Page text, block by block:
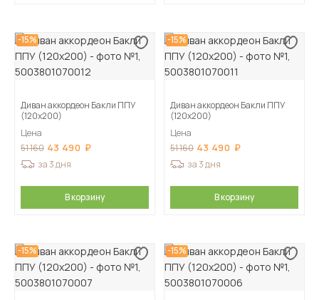
-15%
Диван аккордеон Бакли ППУ
(120х200)
Цена
51 160 43 490
за 3 дня
В корзину
-15%
Диван аккордеон Бакли ППУ
(120х200)
Цена
51 160 43 490
за 3 дня
В корзину
-15% -15%